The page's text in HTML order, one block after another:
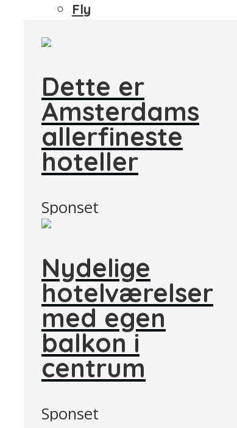
Fly
Dette er
Amsterdams
allerfineste
hoteller
Sponset
Nydelige
hotelværelser
med egen
balkon i
centrum
Sponset